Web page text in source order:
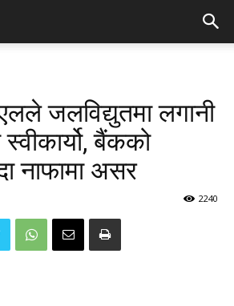
जलविद्युतमा लगानी
बैंकको
नाफामा असर
2240